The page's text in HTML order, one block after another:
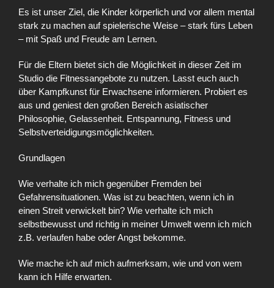
Es ist unser Ziel, die Kinder körperlich und vor allem mental
stark zu machen auf spielerische Weise – stark fürs Leben
– mit Spaß und Freude am Lernen.
Für die Eltern bietet sich die Möglichkeit in dieser Zeit im
Studio die Fitnessangebote zu nutzen. Lasst euch auch
über Kampfkunst für Erwachsene informieren. Probiert es
aus und geniest den großen Bereich asiatischer
Philosophie, Gelassenheit. Entspannung, Fitness und
Selbstverteidigungsmöglichkeiten.
Grundlagen
Wie verhalte ich mich gegenüber Fremden bei
Gefahrensituationen. Was ist zu beachten, wenn ich in
einen Streit verwickelt bin? Wie verhalte ich mich
selbstbewusst und richtig in meiner Umwelt wenn ich mich
z.B. verlaufen habe oder Angst bekomme.
Wie mache ich auf mich aufmerksam, wie und von wem
kann ich Hilfe erwarten.